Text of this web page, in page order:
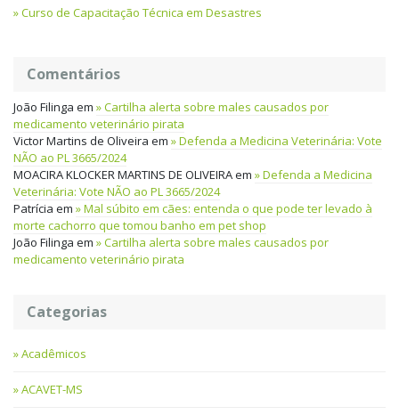
Curso de Capacitação Técnica em Desastres
Comentários
João Filinga em
Cartilha alerta sobre males causados por
medicamento veterinário pirata
Victor Martins de Oliveira em
Defenda a Medicina Veterinária: Vote
NÃO ao PL 3665/2024
MOACIRA KLOCKER MARTINS DE OLIVEIRAem
Defenda a Medicina
Veterinária: Vote NÃO ao PL 3665/2024
Patrícia em
Mal súbito em cães: entenda o que pode ter levado à
morte cachorro que tomou banho em pet shop
João Filinga em
Cartilha alerta sobre males causados por
medicamento veterinário pirata
Categorias
Acadêmicos
ACAVET-MS